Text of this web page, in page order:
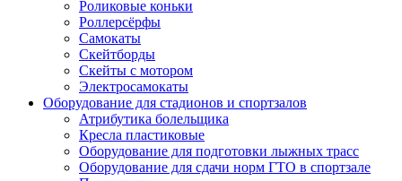
Роликовые коньки
Роллерсёрфы
Самокаты
Скейтборды
Скейты с мотором
Электросамокаты
Оборудование для стадионов и спортзалов
Атрибутика болельщика
Кресла пластиковые
Оборудование для подготовки лыжных трасс
Оборудование для сдачи норм ГТО в спортзале